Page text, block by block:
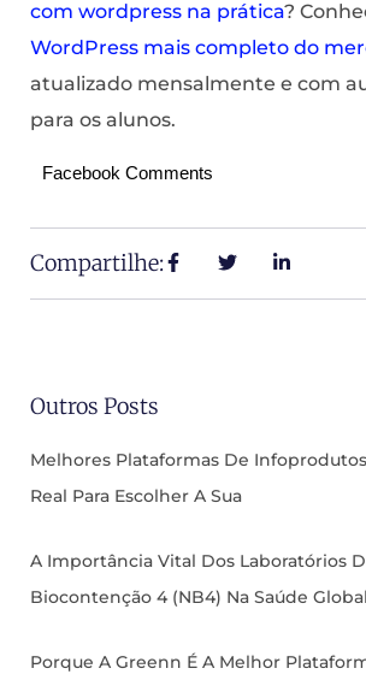
com wordpress na prática?
WordPress mais completo do
atualizado mensalmente e com
para os alunos.
Facebook Comments
Compartilhe:
Outros Posts
Melhores Plataformas De
Real Para Escolher A Sua
A Importância Vital Dos Laboratórios
Biocontenção 4 (NB4) Na Saúde Global
Porque A Greenn É A Melhor